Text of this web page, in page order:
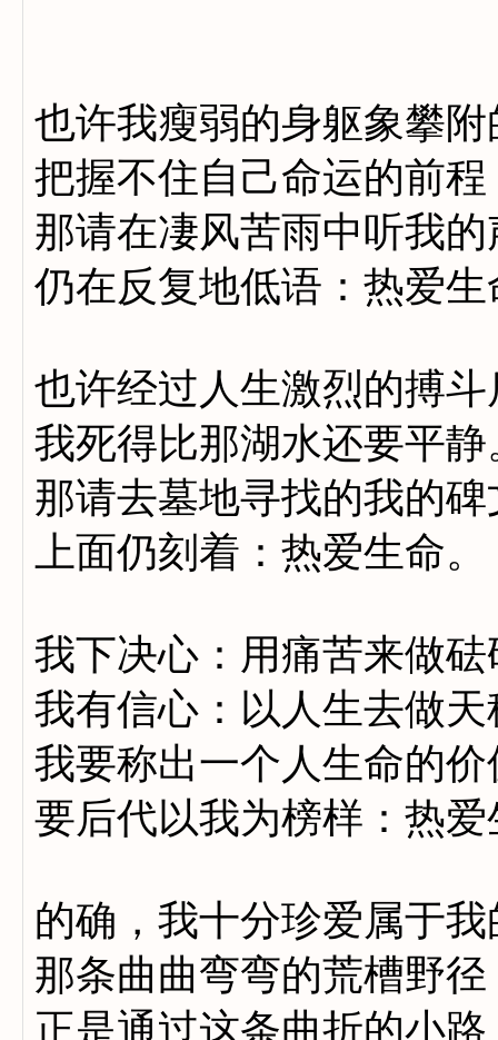
也许我瘦弱的身躯象攀
把握不住自己命运的前程
那请在凄风苦雨中听我
仍在反复地低语：热爱生
也许经过人生激烈的搏斗
我死得比那湖水还要平静
那请去墓地寻找的我的碑
上面仍刻着：热爱生命。
我下决心：用痛苦来做砝
我有信心：以人生去做天
我要称出一个人生命的价
要后代以我为榜样：热爱
的确，我十分珍爱属于我
那条曲曲弯弯的荒槽野径
正是通过这条曲折的小路